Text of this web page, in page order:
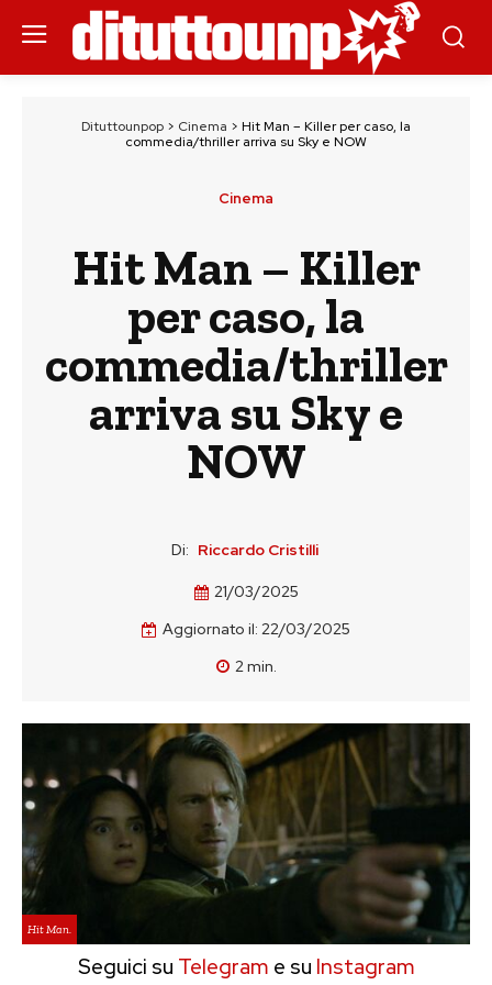
Dituttounpop > Cinema > Hit Man – Killer per caso, la
commedia/thriller arriva su Sky e NOW
Cinema
Hit Man – Killer
per caso, la
commedia/thriller
arriva su Sky e
NOW
Di: Riccardo Cristilli
21/03/2025
Aggiornato il: 22/03/2025
2min.
Hit Man.
Seguici su Telegram e su Instagram